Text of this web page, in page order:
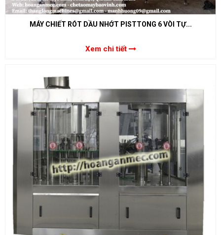
MÁY CHIẾT RÓT DẦU NHỚT PISTTONG 6 VÒI TỰ...
Xem chi tiết